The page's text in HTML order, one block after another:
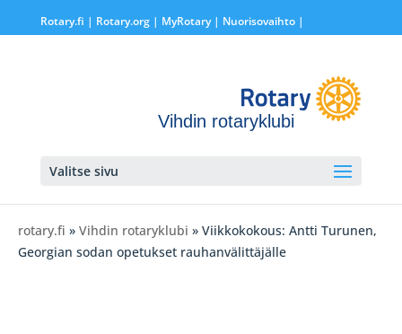
Rotary.fi | Rotary.org| MyRotary | Nuorisovaihto|
Vihdin rotaryklubi
Valitse sivu
rotary.fi » Vihdin rotaryklubi » Viikkokokous: Antti Turunen,
Georgian sodan opetukset rauhanvälittäjälle